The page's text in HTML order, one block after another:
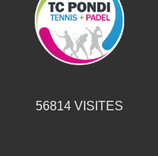
56814VISITES